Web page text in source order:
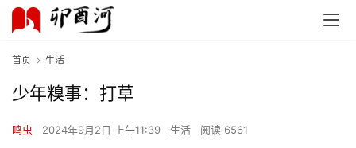
首页 生活
少年糗事：打草
鸣虫 2024年9月2日 上午11:39 生活 阅读 6561